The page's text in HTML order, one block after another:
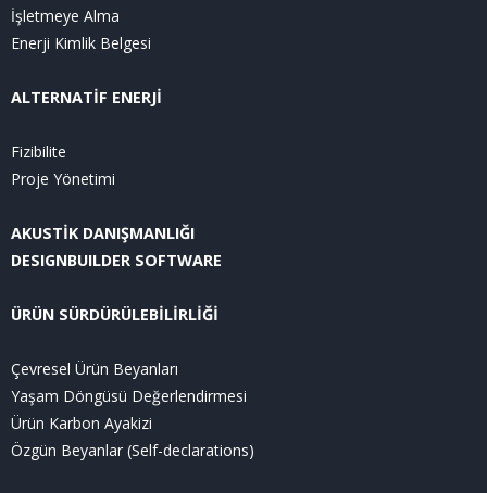
İşletmeye Alma
Enerji Kimlik Belgesi
ALTERNATİF ENERJİ
Fizibilite
Proje Yönetimi
AKUSTİK DANIŞMANLIĞI
DESIGNBUILDER SOFTWARE
ÜRÜN SÜRDÜRÜLEBİLİRLİĞİ
Çevresel Ürün Beyanları
Yaşam Döngüsü Değerlendirmesi
Ürün Karbon Ayakizi
Özgün Beyanlar (Self-declarations)